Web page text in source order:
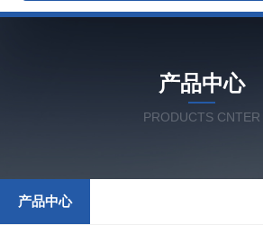
产品中心
PRODUCTS CNTER
产品中心